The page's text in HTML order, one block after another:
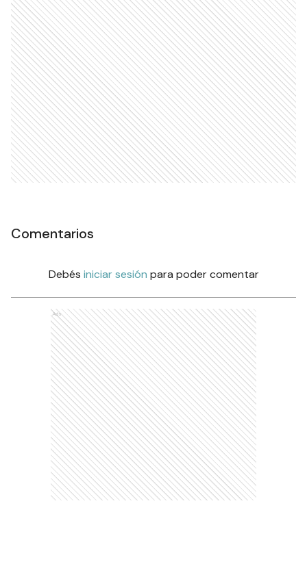
Comentarios
Debés iniciar sesión para poder comentar
Ads